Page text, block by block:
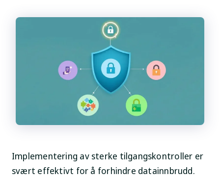
Implementering av sterke tilgangskontroller er
svært effektivt for å forhindre datainnbrudd.